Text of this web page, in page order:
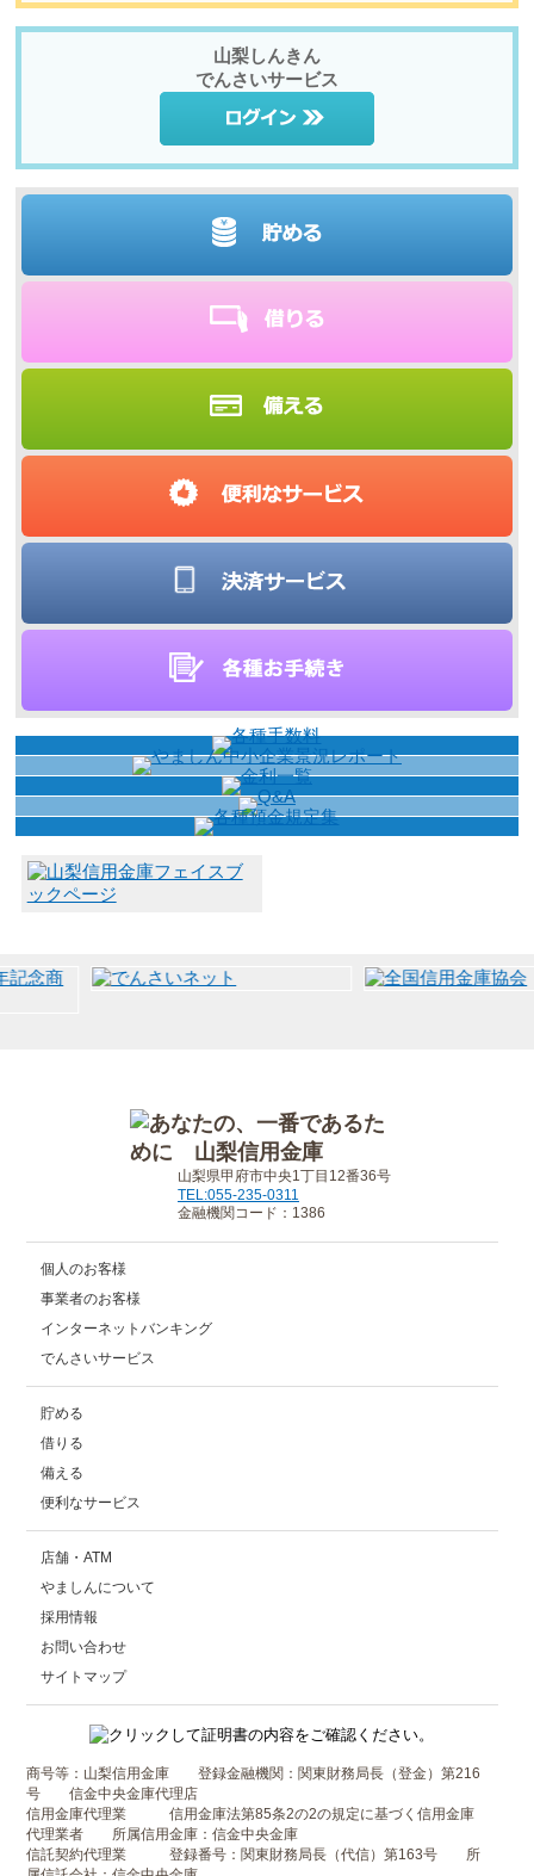
山梨しんきん
でんさいサービス
山梨県甲府市中央1丁目12番36号
TEL:055-235-0311
金融機関コード：1386
個人のお客様
事業者のお客様
インターネットバンキング
でんさいサービス
貯める
借りる
備える
便利なサービス
店舗・ATM
やましんについて
採用情報
お問い合わせ
サイトマップ
商号等：山梨信用金庫 登録金融機関：関東財務局長（登金）第216
号 信金中央金庫代理店
信用金庫代理業 信用金庫法第85条2の2の規定に基づく信用金庫
代理業者 所属信用金庫：信金中央金庫
信託契約代理業 登録番号：関東財務局長（代信）第163号 所